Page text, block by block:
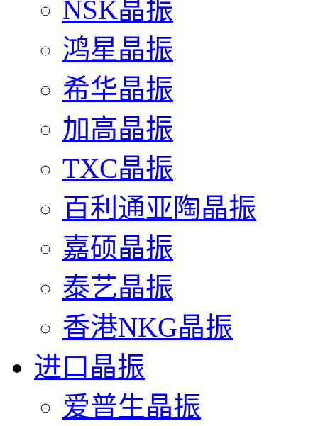
NSK晶振
鸿星晶振
希华晶振
加高晶振
TXC晶振
百利通亚陶晶振
嘉硕晶振
泰艺晶振
香港NKG晶振
进口晶振
爱普生晶振